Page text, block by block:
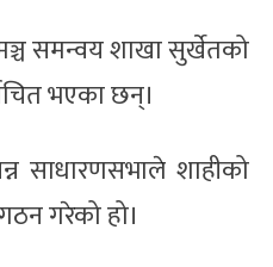
समन्वय शाखा सुर्खेतको
भएका छन्।
साधारणसभाले शाहीको
गरेको हो।